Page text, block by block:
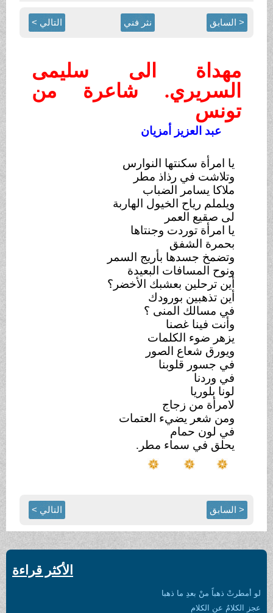
< السابق نثر فني التالي >
مهداة الى سليمى
السريري. شاعرة من
تونس
عبد العزيز أمزيان
يا امرأة سكنتها النوارس
وتلاشت في رذاذ مطر
ملاكا يسامر الضباب
ويلملم رياح الخيول الهاربة
لى صقيع العمر
يا امرأة توردت وجنتاها
بحمرة الشفق
وتضمخ جسدها بأريج السمر
ونوح المسافات البعيدة
أين ترحلين بعشبك الأخضر؟
أين تذهبين بورودك
في مسالك المنى ؟
وأنت فينا غصنا
يزهر ضوء الكلمات
ويورق شعاع الصور
في جسور قلوبنا
في وردنا
لونا بلوريا
لامرأة من زجاج
ومن شعر يضيء العتمات
في لون حمام
يحلق في سماء مطر.
< السابق التالي >
الأكثر قراءة
لو أمطرتْ ذهباً منْ بعدِ ما ذهبا
عجز الكلامُ عن الكلام